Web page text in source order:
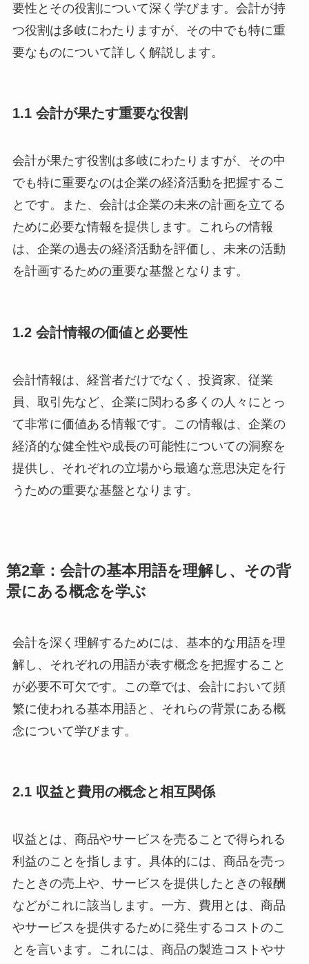
要性とその役割について深く学びます。会計が持
つ役割は多岐にわたりますが、その中でも特に重
要なものについて詳しく解説します。
1.1 会計が果たす重要な役割
会計が果たす役割は多岐にわたりますが、その中
でも特に重要なのは企業の経済活動を把握するこ
とです。また、会計は企業の未来の計画を立てる
ために必要な情報を提供します。これらの情報
は、企業の過去の経済活動を評価し、未来の活動
を計画するための重要な基盤となります。
1.2 会計情報の価値と必要性
会計情報は、経営者だけでなく、投資家、従業
員、取引先など、企業に関わる多くの人々にとっ
て非常に価値ある情報です。この情報は、企業の
経済的な健全性や成長の可能性についての洞察を
提供し、それぞれの立場から最適な意思決定を行
うための重要な基盤となります。
第2章：会計の基本用語を理解し、その背
景にある概念を学ぶ
会計を深く理解するためには、基本的な用語を理
解し、それぞれの用語が表す概念を把握すること
が必要不可欠です。この章では、会計において頻
繁に使われる基本用語と、それらの背景にある概
念について学びます。
2.1 収益と費用の概念と相互関係
収益とは、商品やサービスを売ることで得られる
利益のことを指します。具体的には、商品を売っ
たときの売上や、サービスを提供したときの報酬
などがこれに該当します。一方、費用とは、商品
やサービスを提供するために発生するコストのこ
とを言います。これには、商品の製造コストやサ